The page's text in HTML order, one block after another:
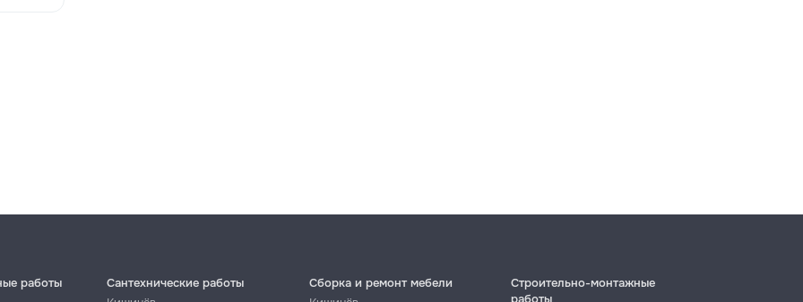
работы
Сантехнические работы
Сборка и ремонт мебели
Строительно-монтажные
работы